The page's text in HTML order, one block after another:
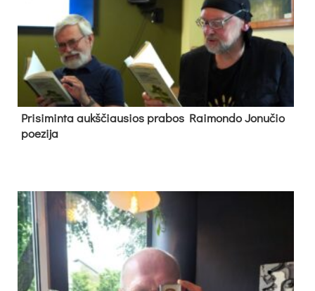
Pri­si­min­ta aukš­čiau­sios pra­bos Rai­mon­do Jo­nu­čio
poe­zi­ja